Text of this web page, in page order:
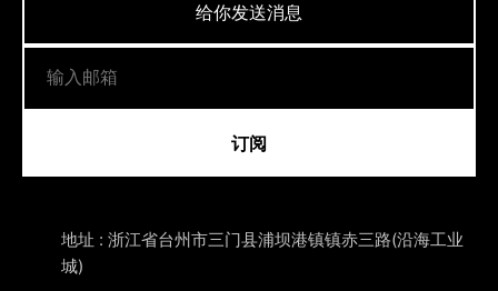
给你发送消息
订阅
地址 : 浙江省台州市三门县浦坝港镇镇赤三路(沿海工业
城)